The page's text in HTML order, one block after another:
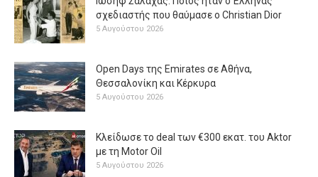
σχεδιαστής που θαύμασε ο Christian Dior
5 Αυγούστου 2026
Open Days της Emirates σε Αθήνα,
Θεσσαλονίκη και Κέρκυρα
5 Αυγούστου 2026
Κλείδωσε το deal των €300 εκατ. του Aktor
με τη Μotor Oil
5 Αυγούστου 2026